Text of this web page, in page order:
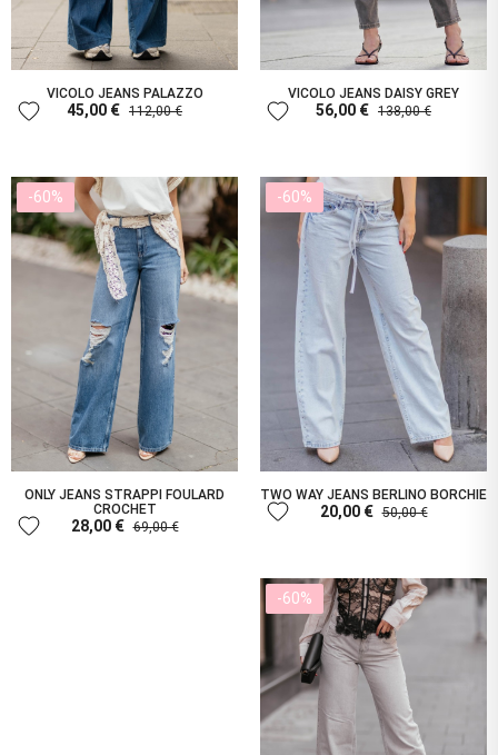
VICOLO JEANS PALAZZO
45,00 € 112,00 €
favorite
VICOLO JEANS DAISY GREY
56,00 € 138,00 €
favorite
-60%
ONLY JEANS STRAPPI FOULARD
CROCHET
28,00 € 69,00 €
favorite
-60%
TWO WAY JEANS BERLINO BORCHIE
20,00 € 50,00 €
favorite
-60%